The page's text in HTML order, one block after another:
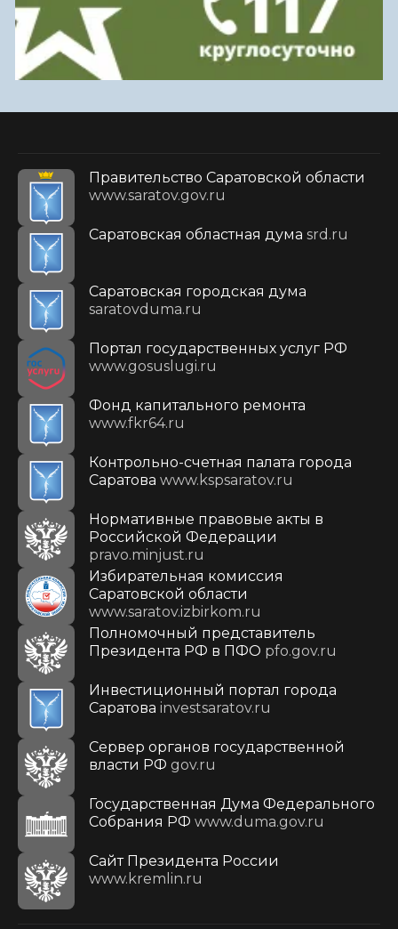
Правительство Саратовской области
www.saratov.gov.ru
Саратовская областная дума srd.ru
Саратовская городская дума
saratovduma.ru
Портал государственных услуг РФ
www.gosuslugi.ru
Фонд капитального ремонта
www.fkr64.ru
Контрольно-счетная палата города
Саратова www.kspsaratov.ru
Нормативные правовые акты в
Российской Федерации
pravo.minjust.ru
Избирательная комиссия
Саратовской области
www.saratov.izbirkom.ru
Полномочный представитель
Президента РФ в ПФО pfo.gov.ru
Инвестиционный портал города
Саратова investsaratov.ru
Сервер органов государственной
власти РФ gov.ru
Государственная Дума Федерального
Собрания РФ www.duma.gov.ru
Cайт Президента России
www.kremlin.ru